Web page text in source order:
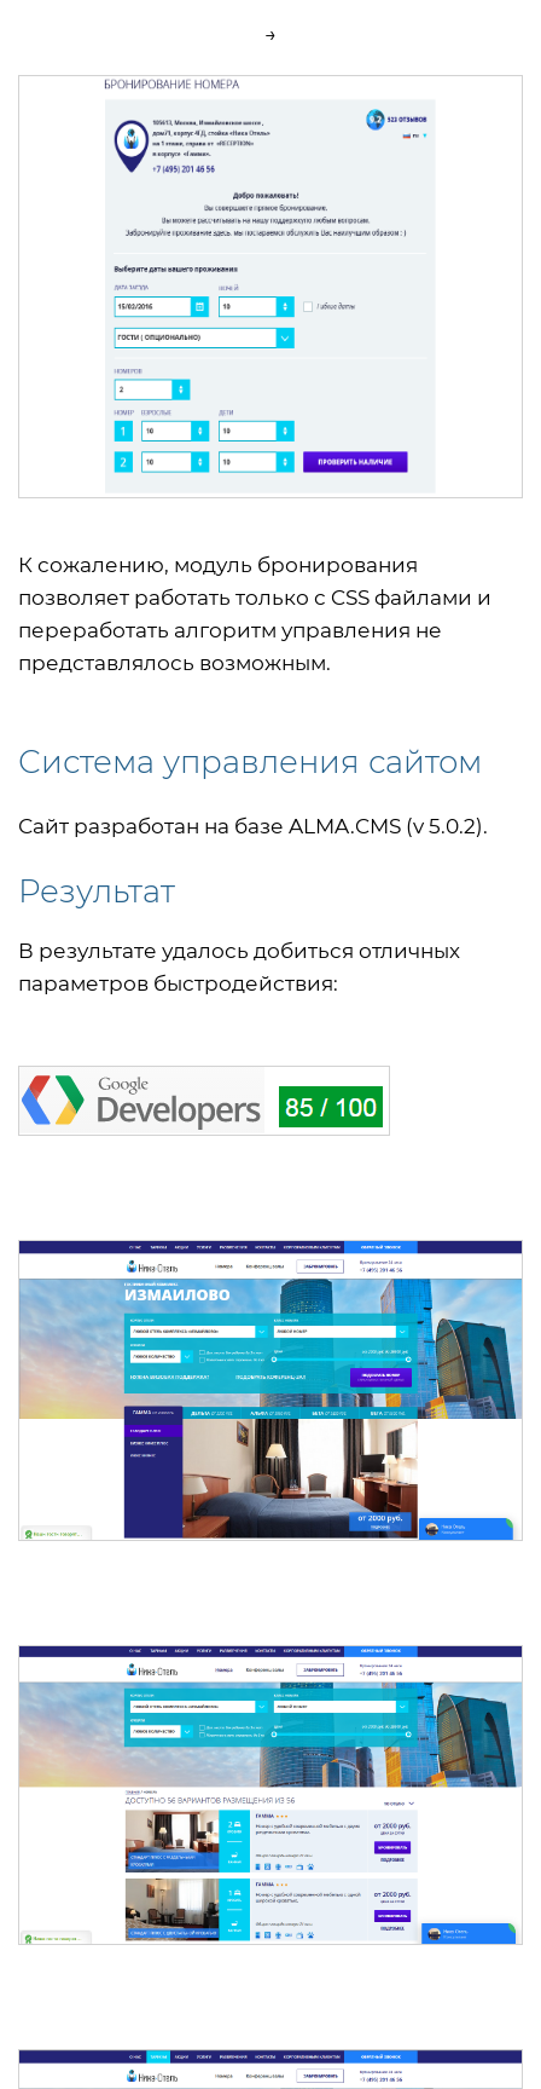
К сожалению, модуль бронирования
позволяет работать только с CSS файлами и
переработать алгоритм управления не
представлялось возможным.
Система управления сайтом
Сайт разработан на базе ALMA.CMS (v 5.0.2).
Результат
В результате удалось добиться отличных
параметров быстродействия: